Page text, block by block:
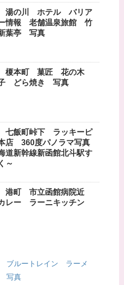
湯の川 ホテル バリア
情報 老舗温泉旅館 竹
葉亭 写真
榎本町 菓匠 花の木
どら焼き 写真
七飯町峠下 ラッキーピ
店 360度パノラマ写真
道新幹線新函館北斗駅す
～
港町 市立函館病院近
レー ラーニキッチン
ルートレイン ラーメ
写真